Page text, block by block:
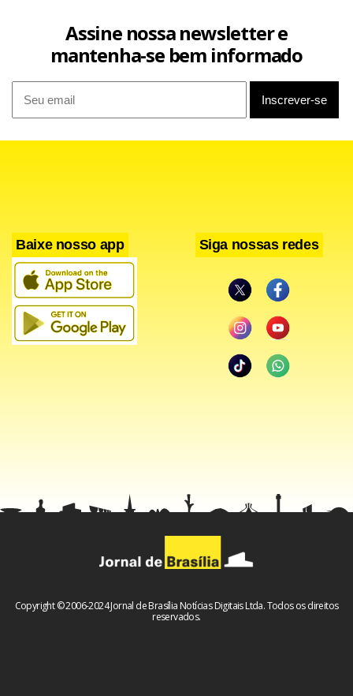
Assine nossa newsletter e
mantenha-se bem informado
Baixe nosso app Siga nossas redes
Copyright © 2006-2024 Jornal de Brasília Notícias Digitais Ltda. Todos os direitos
reservados.